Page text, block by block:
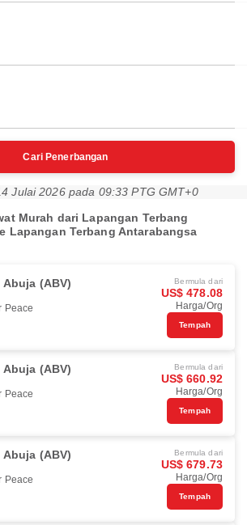
Cari Penerbangan
Julai 2026 pada 09:33 PTG GMT+0
Murah dari Lapangan Terbang
Lapangan Terbang Antarabangsa
Abuja (ABV)
Peace
Bermula dari
US$ 478.08
Harga/Org
Tempah
Abuja (ABV)
Peace
Bermula dari
US$ 660.92
Harga/Org
Tempah
Abuja (ABV)
Peace
Bermula dari
US$ 679.73
Harga/Org
Tempah